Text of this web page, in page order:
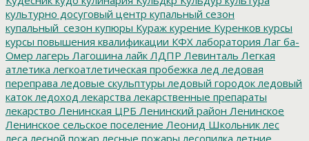
культурно досуговый центр купальный сезон
купальный_сезон купюры Кураж курение Куренков курсы
курсы повышения квалификации КФХ лаборатория Лаг ба-
Омер лагерь Лагошина лайк ЛДПР Левинталь Легкая
атлетика легкоатлетическая пробежка лед ледовая
переправа ледовые скульптуры ледовый городок ледовый
каток ледоход лекарства лекарственные препараты
лекарство Ленинская ЦРБ Ленинский район Ленинское
Ленинское сельское поселение Леонид Школьник лес
леса лесной пожар лесные пожары лесопилка летние